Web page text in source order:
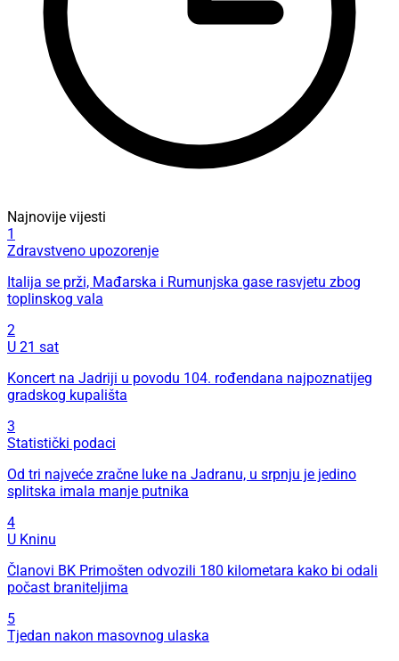
Najnovije vijesti
1
Zdravstveno upozorenje
Italija se prži, Mađarska i Rumunjska gase rasvjetu zbog
toplinskog vala
2
U 21 sat
Koncert na Jadriji u povodu 104. rođendana najpoznatijeg
gradskog kupališta
3
Statistički podaci
Od tri najveće zračne luke na Jadranu, u srpnju je jedino
splitska imala manje putnika
4
U Kninu
Članovi BK Primošten odvozili 180 kilometara kako bi odali
počast braniteljima
5
Tjedan nakon masovnog ulaska